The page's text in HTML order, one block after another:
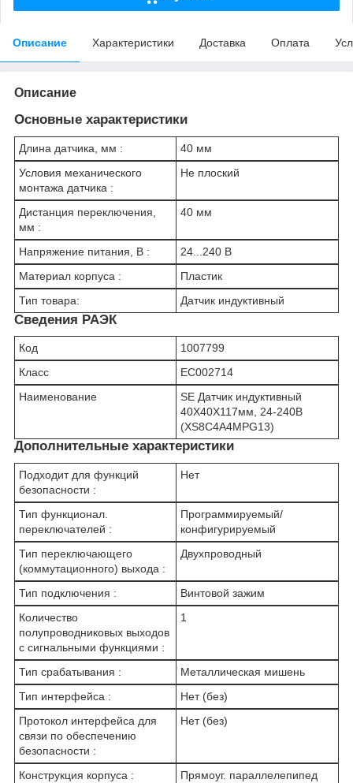
Описание Характеристики Доставка Оплата
Описание
Основные характеристики
Длина датчика, мм :
40 мм
Условия механического
монтажа датчика :
Не плоский
Дистанция переключения,
мм :
40 мм
Напряжение питания, В :
24...240 В
Материал корпуса :
Пластик
Тип товара:
Датчик индуктивный
Сведения РАЭК
Код
1007799
Класс
EC002714
Наименование
SE Датчик индуктивный
40Х40Х117мм, 24-240В
(XS8C4A4MPG13)
Дополнительные характеристики
Подходит для функций
безопасности :
Нет
Тип функционал.
переключателей :
Программируемый/
конфигурируемый
Тип переключающего
(коммутационного) выхода :
Двухпроводный
Тип подключения :
Винтовой зажим
Количество
полупроводниковых выходов
с сигнальными функциями :
1
Тип срабатывания :
Металлическая мишень
Тип интерфейса :
Нет (без)
Протокол интерфейса для
связи по обеспечению
безопасности :
Нет (без)
Конструкция корпуса :
Прямоуг. параллелепипед